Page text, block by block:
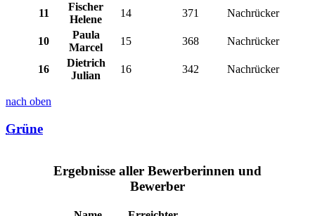
11
Fischer
Helene
14 371 Nachrücker
10
Paula
Marcel
15 368 Nachrücker
16
Dietrich
Julian
16 342 Nachrücker
nach oben
Grüne
Ergebnisse aller Bewerberinnen und
Bewerber